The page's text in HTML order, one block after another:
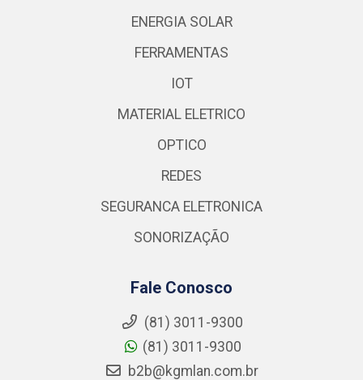
ENERGIA SOLAR
FERRAMENTAS
IOT
MATERIAL ELETRICO
OPTICO
REDES
SEGURANCA ELETRONICA
SONORIZAÇÃO
Fale Conosco
(81) 3011-9300
(81) 3011-9300
b2b@kgmlan.com.br